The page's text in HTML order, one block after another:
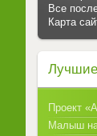
Все
Карта
Лучшие
Проект
Малыш